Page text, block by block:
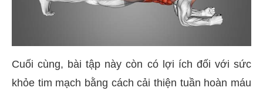
Cuối cùng, bài tập này còn có lợi ích đối với sức
khỏe tim mạch bằng cách cải thiện tuần hoàn máu